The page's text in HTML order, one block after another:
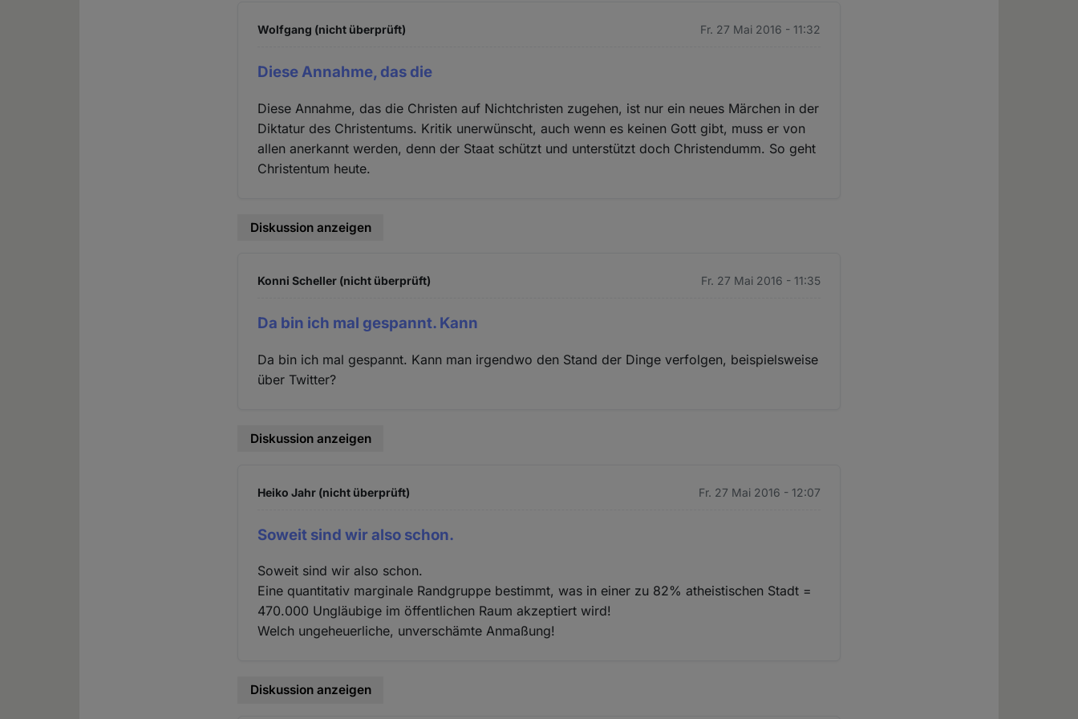
Wolfgang (nicht überprüft) Fr. 27 Mai 2016 - 11:32
Diese Annahme, das die
Diese Annahme, das die Christen auf Nichtchristen zugehen, ist nur ein neues Märchen in der
Diktatur des Christentums. Kritik unerwünscht, auch wenn es keinen Gott gibt, muss er von
allen anerkannt werden, denn der Staat schützt und unterstützt doch Christendumm. So geht
Christentum heute.
Diskussion anzeigen
Konni Scheller (nicht überprüft) Fr. 27 Mai 2016 - 11:35
Da bin ich mal gespannt. Kann
Da bin ich mal gespannt. Kann man irgendwo den Stand der Dinge verfolgen, beispielsweise
über Twitter?
Diskussion anzeigen
Heiko Jahr (nicht überprüft) Fr. 27 Mai 2016 - 12:07
Soweit sind wir also schon.
Soweit sind wir also schon.
Eine quantitativ marginale Randgruppe bestimmt, was in einer zu 82% atheistischen Stadt =
470.000 Ungläubige im öffentlichen Raum akzeptiert wird!
Welch ungeheuerliche, unverschämte Anmaßung!
Diskussion anzeigen